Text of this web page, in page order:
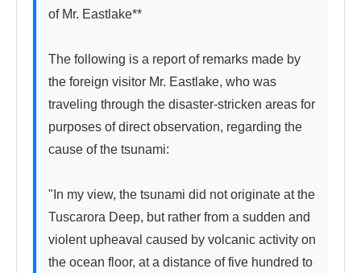
of Mr. Eastlake**
The following is a report of remarks made by
the foreign visitor Mr. Eastlake, who was
traveling through the disaster-stricken areas for
purposes of direct observation, regarding the
cause of the tsunami:
"In my view, the tsunami did not originate at the
Tuscarora Deep, but rather from a sudden and
violent upheaval caused by volcanic activity on
the ocean floor, at a distance of five hundred to